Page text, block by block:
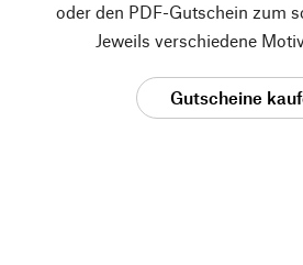
oder den PDF-Gutschein zum
Jeweils verschiedene
Gutscheine